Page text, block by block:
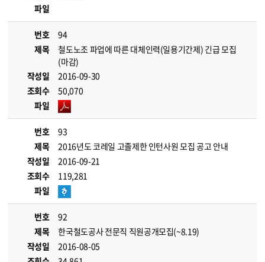
파일
번호
94
제목
철도노조 파업에 따른 대체인력(일용기간제) 긴급 모집
(마감)
작성일
2016-09-30
조회수
50,070
파일
번호
93
제목
2016년도 코레일 고졸제한 인턴사원 모집 공고 안내
작성일
2016-09-21
조회수
119,281
파일
번호
92
제목
한국철도공사 전문직 직원공개모집(~8.19)
작성일
2016-08-05